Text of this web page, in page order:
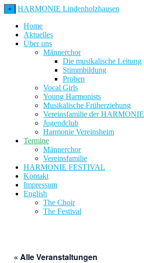
+ HARMONIE Lindenholzhausen
Home
Aktuelles
Über uns
Männerchor
Die musikalische Leitung
Stimmbildung
Proben
Vocal Girls
Young Harmonists
Musikalische Früherziehung
Vereinsfamilie der HARMONIE
Jugendclub
Harmonie Vereinsheim
Termine
Männerchor
Vereinsfamilie
HARMONIE FESTIVAL
Kontakt
Impressum
English
The Choir
The Festival
« Alle Veranstaltungen